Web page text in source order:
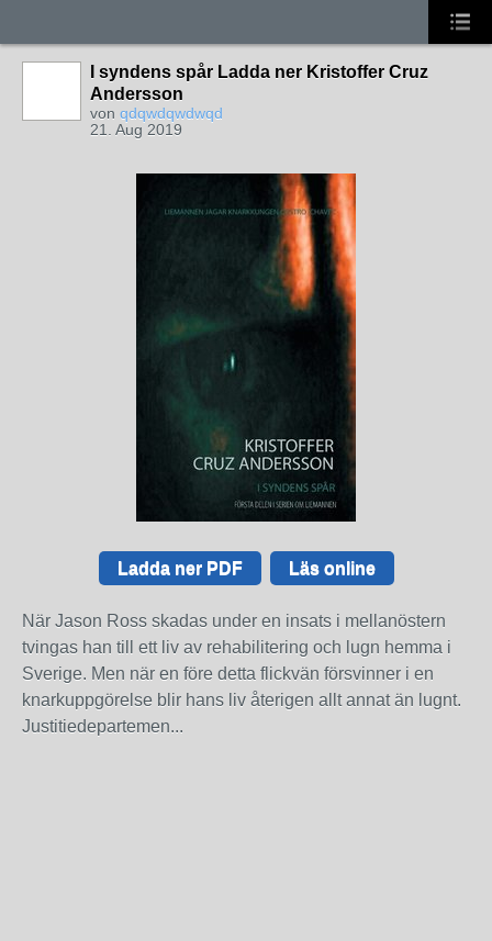
I syndens spår Ladda ner Kristoffer Cruz
Andersson
von qdqwdqwdwqd
21. Aug 2019
Ladda ner PDF Läs online
När Jason Ross skadas under en insats i mellanöstern
tvingas han till ett liv av rehabilitering och lugn hemma i
Sverige. Men när en före detta flickvän försvinner i en
knarkuppgörelse blir hans liv återigen allt annat än lugnt.
Justitiedepartemen...